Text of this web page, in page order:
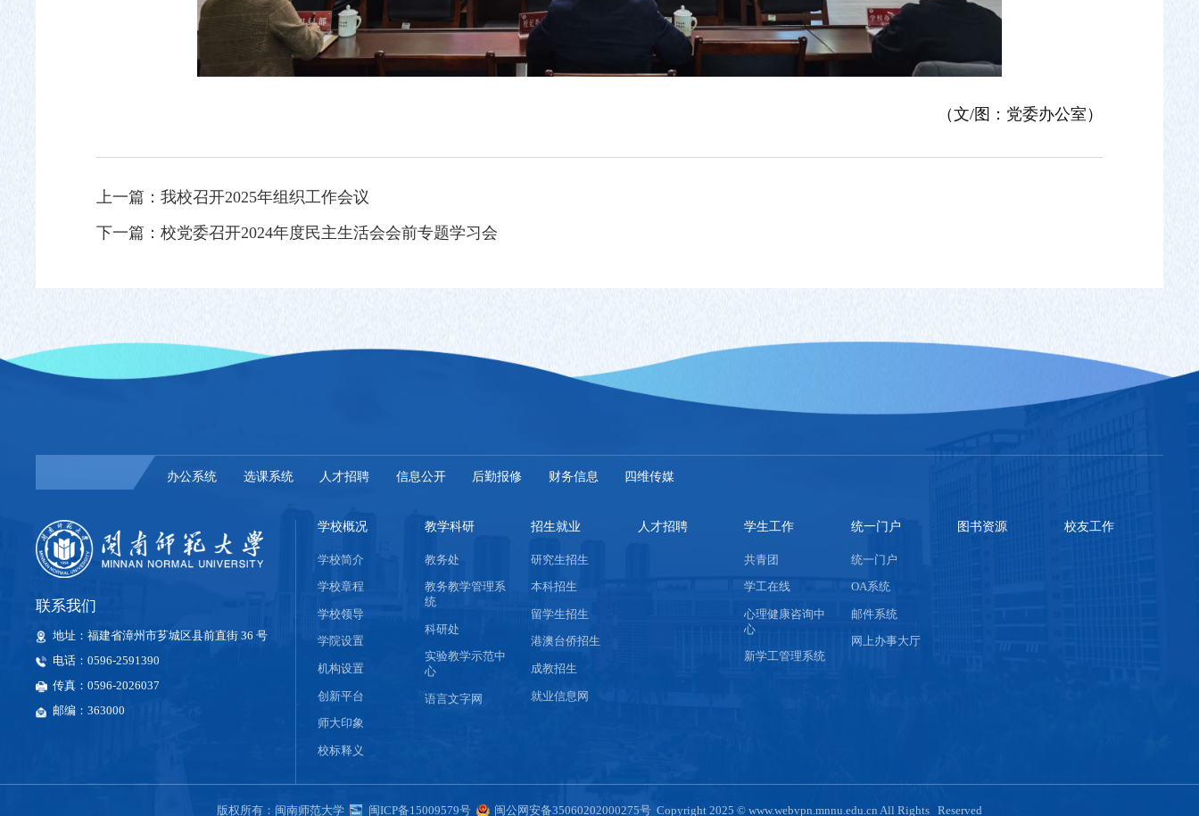
（文/图：党委办公室）
上一篇：我校召开2025年组织工作会议
下一篇：校党委召开2024年度民主生活会会前专题学习会
办公系统 选课系统 人才招聘 信息公开 后勤报修 财务信息 四维传媒
联系我们
地址：福建省漳州市芗城区县前直街 36 号
电话：0596-2591390
传真：0596-2026037
邮编：363000
学校概况
学校简介
学校章程
学校领导
学院设置
机构设置
创新平台
师大印象
校标释义
教学科研
教务处
教务教学管理系
统
科研处
实验教学示范中
心
语言文字网
招生就业
研究生招生
本科招生
留学生招生
港澳台侨招生
成教招生
就业信息网
人才招聘 学生工作
共青团
学工在线
心理健康咨询中
心
新学工管理系统
统一门户
统一门户
OA系统
邮件系统
网上办事大厅
图书资源 校友工作
版权所有：闽南师范大学 闽ICP备15009579号 闽公网安备35060202000275号Copyright 2025 © www.webvpn.mnnu.edu.cn All Rights Reserved